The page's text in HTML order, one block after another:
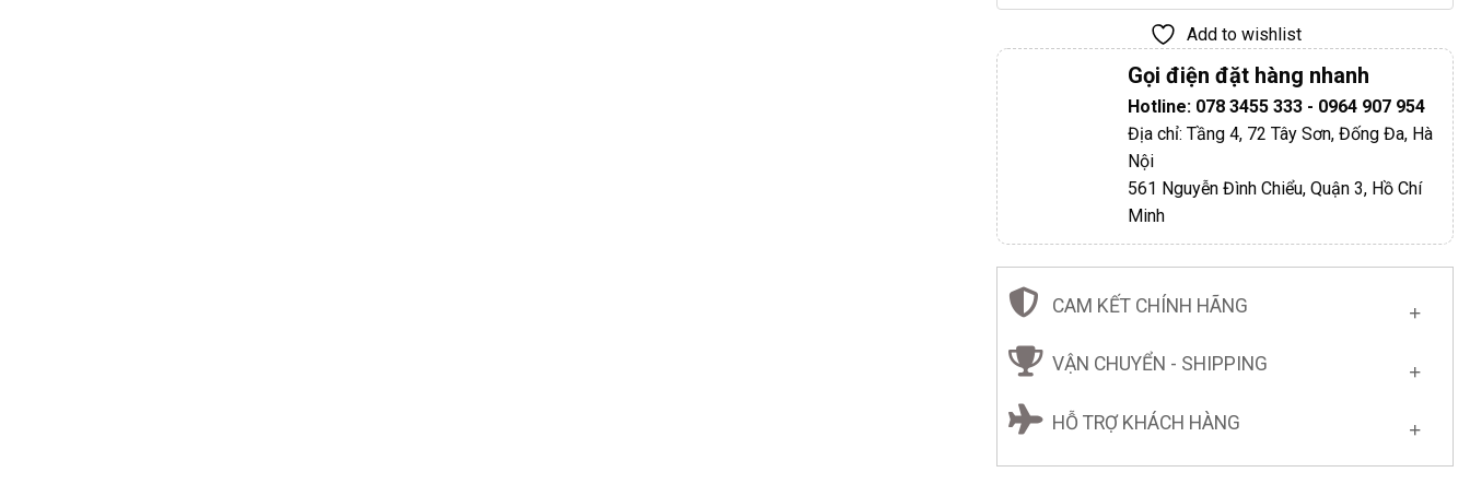
Add to wishlist
Gọi điện đặt hàng nhanh
Hotline: 078 3455 333 - 0964 907 954
Địa chỉ: Tầng 4, 72 Tây Sơn, Đống Đa, Hà
Nội
561 Nguyễn Đình Chiểu, Quận 3, Hồ Chí
Minh
CAM KẾT CHÍNH HÃNG
VẬN CHUYỂN - SHIPPING
HỖ TRỢ KHÁCH HÀNG